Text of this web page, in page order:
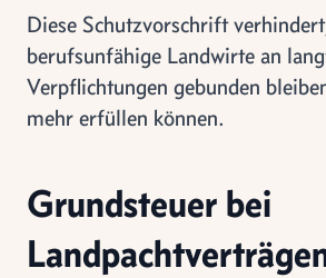
Diese Schutzvorschrift
berufsunfähige Landwirte an
Verpflichtungen gebunden
mehr erfüllen können.
Grundsteuer bei